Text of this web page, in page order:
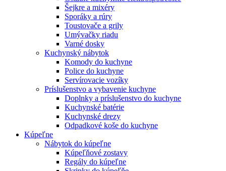
Šejkre a mixéry
Sporáky a rúry
Toustovače a grily
Umývačky riadu
Varné dosky
Kuchynský nábytok
Komody do kuchyne
Police do kuchyne
Servírovacie vozíky
Príslušenstvo a vybavenie kuchyne
Doplnky a príslušenstvo do kuchyne
Kuchynské batérie
Kuchynské drezy
Odpadkové koše do kuchyne
Kúpeľne
Nábytok do kúpeľne
Kúpeľňové zostavy
Regály do kúpeľne